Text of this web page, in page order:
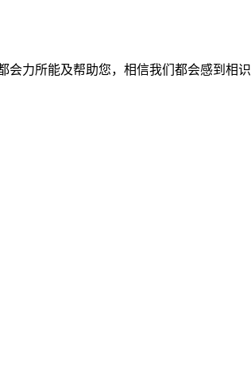
会力所能及帮助您，相信我们都会感到相